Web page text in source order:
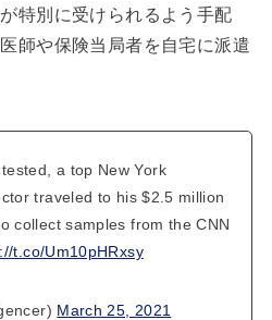
特別に受けられるよう手配
師や保険当局者を自宅に派遣
a top New York
traveled to his $2.5 million
collect samples from the CNN
t.co/Um10pHRxsy
March 25, 2021